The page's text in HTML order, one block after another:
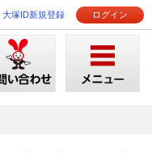
大塚ID新規登録 ログイン